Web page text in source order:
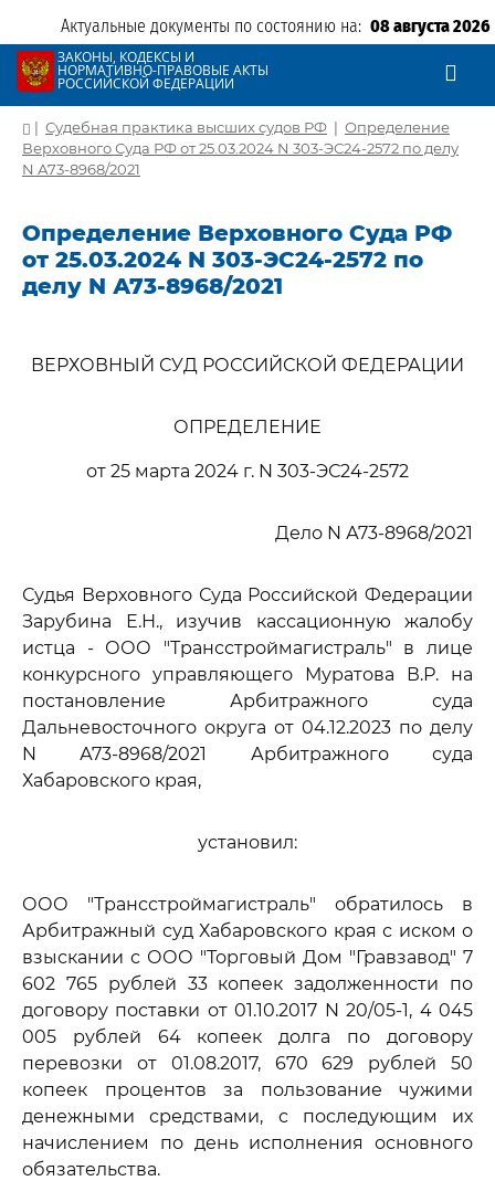
Актуальные документы по состоянию на: 08 августа 2026
ЗАКОНЫ, КОДЕКСЫ И
НОРМАТИВНО-ПРАВОВЫЕ АКТЫ
РОССИЙСКОЙ ФЕДЕРАЦИИ
| Судебная практика высших судов РФ | Определение
Верховного Суда РФ от 25.03.2024 N 303-ЭС24-2572 по делу
N А73-8968/2021
Определение Верховного Суда РФ
от 25.03.2024 N 303-ЭС24-2572 по
делу N А73-8968/2021
ВЕРХОВНЫЙ СУД РОССИЙСКОЙ ФЕДЕРАЦИИ
ОПРЕДЕЛЕНИЕ
от 25 марта 2024 г. N 303-ЭС24-2572
Дело N А73-8968/2021
Судья Верховного Суда Российской Федерации
Зарубина Е.Н., изучив кассационную жалобу
истца - ООО "Трансстроймагистраль" в лице
конкурсного управляющего Муратова В.Р. на
постановление Арбитражного суда
Дальневосточного округа от 04.12.2023 по делу
N А73-8968/2021 Арбитражного суда
Хабаровского края,
установил:
ООО "Трансстроймагистраль" обратилось в
Арбитражный суд Хабаровского края с иском о
взыскании с ООО "Торговый Дом "Гравзавод" 7
602 765 рублей 33 копеек задолженности по
договору поставки от 01.10.2017 N 20/05-1, 4 045
005 рублей 64 копеек долга по договору
перевозки от 01.08.2017, 670 629 рублей 50
копеек процентов за пользование чужими
денежными средствами, с последующим их
начислением по день исполнения основного
обязательства.